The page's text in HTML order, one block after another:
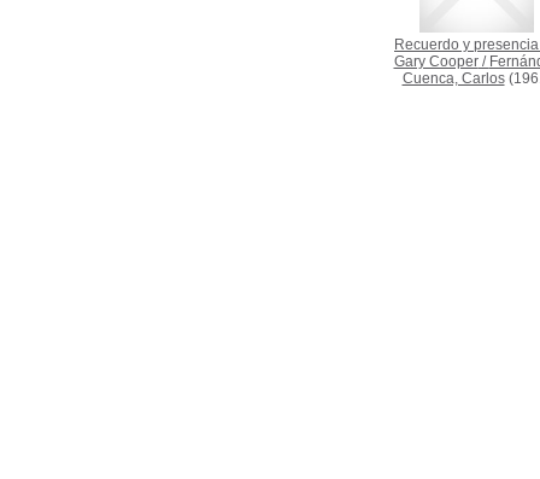
Recuerdo y
Gary Cooper/
Cuenca, Carlos